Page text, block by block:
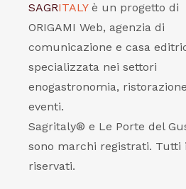
SAGRITALY è un progetto di
ORIGAMI Web, agenzia di
comunicazione e casa
specializzata nei settori
enogastronomia,
eventi.
Sagritaly® e Le Porte del
sono marchi registrati. Tutti
riservati.